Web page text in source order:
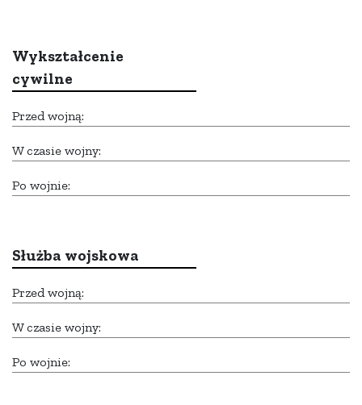
Wykształcenie
cywilne
Przed wojną:
W czasie wojny:
Po wojnie:
Służba wojskowa
Przed wojną:
W czasie wojny:
Po wojnie: